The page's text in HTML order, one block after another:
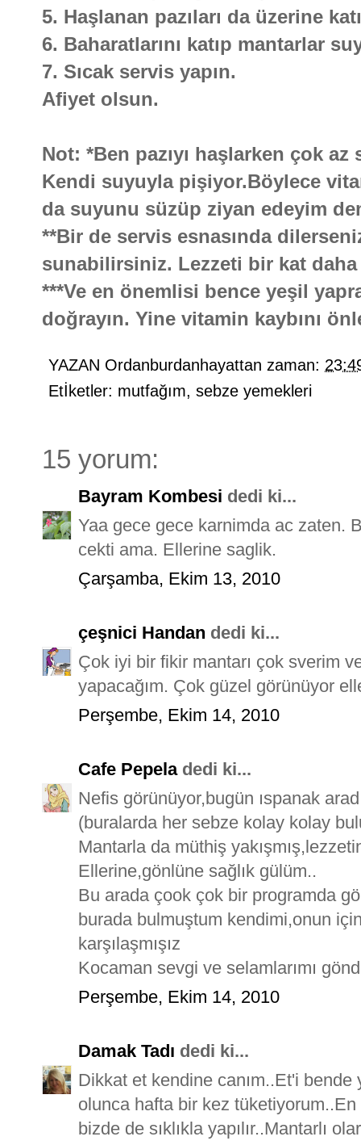
5. Haşlanan pazıları da üzerine
6. Baharatlarını katıp mantarlar
7. Sıcak servis yapın.
Afiyet olsun.
Not: *Ben pazıyı haşlarken çok
Kendi suyuyla pişiyor.Böylece
da suyunu süzüp ziyan edeyim
**Bir de servis esnasında
sunabilirsiniz. Lezzeti bir kat daha
***Ve en önemlisi bence yeşil
doğrayın. Yine vitamin kaybını
YAZAN Ordanburdanhayattan zaman:
Etİketler: mutfağım, sebze yemekleri
15 yorum:
Bayram Kombesi dedi ki...
Yaa gece gece karnimda ac zaten.
cekti ama. Ellerine saglik.
Çarşamba, Ekim 13, 2010
çeşnici Handan dedi ki...
Çok iyi bir fikir mantarı çok sverim
yapacağım. Çok güzel görünüyor
Perşembe, Ekim 14, 2010
Cafe Pepeladedi ki...
Nefis görünüyor,bugün ıspanak
(buralarda her sebze kolay kolay
Mantarla da müthiş
Ellerine,gönlüne sağlık gülüm..
Bu arada çook çok bir programda
burada bulmuştum kendimi,onun
karşılaşmışız
Kocaman sevgi ve selamlarımı
Perşembe, Ekim 14, 2010
Damak Tadı dedi ki...
Dikkat et kendine canım..Et'i
olunca hafta bir kez
bizde de sıklıkla yapılır..Mantarlı